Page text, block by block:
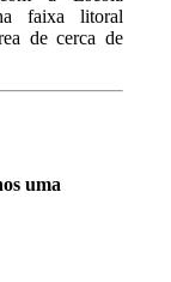
faixa litoral
de cerca de
uma